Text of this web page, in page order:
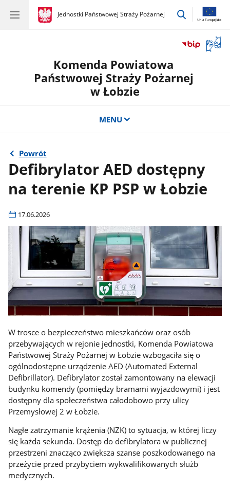
gov.pl
Jednostki Państwowej Straży Pożarnej
gov.pl
Jednostki
przejdź
okno
Komenda Powiatowa
Państwowej Straży Pożarnej
w Łobzie
MENU
Powrót
Defibrylator AED dostępny
na terenie KP PSP w Łobzie
17.06.2026
W trosce o bezpieczeństwo mieszkańców oraz osób
przebywających w rejonie jednostki, Komenda Powiatowa
Państwowej Straży Pożarnej w Łobzie wzbogaciła się o
ogólnodostępne urządzenie AED (Automated External
Defibrillator). Defibrylator został zamontowany na elewacji
budynku komendy (pomiędzy bramami wyjazdowymi) i jest
dostępny dla społeczeństwa całodobowo przy ulicy
Przemysłowej 2 w Łobzie.
Nagłe zatrzymanie krążenia (NZK) to sytuacja, w której liczy
się każda sekunda. Dostęp do defibrylatora w publicznej
przestrzeni znacząco zwiększa szanse poszkodowanego na
przeżycie przed przybyciem wykwalifikowanych służb
medycznych.